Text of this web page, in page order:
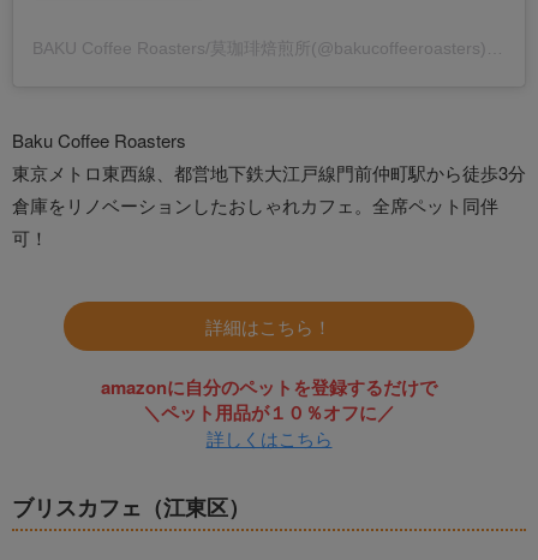
Baku Coffee Roasters
東京メトロ東西線、都営地下鉄大江戸線門前仲町駅から徒歩3分
倉庫をリノベーションしたおしゃれカフェ。全席ペット同伴
可！
詳細はこちら！
amazonに自分のペットを登録するだけで
＼ペット用品が１０％オフに／
詳しくはこちら
ブリスカフェ（江東区）